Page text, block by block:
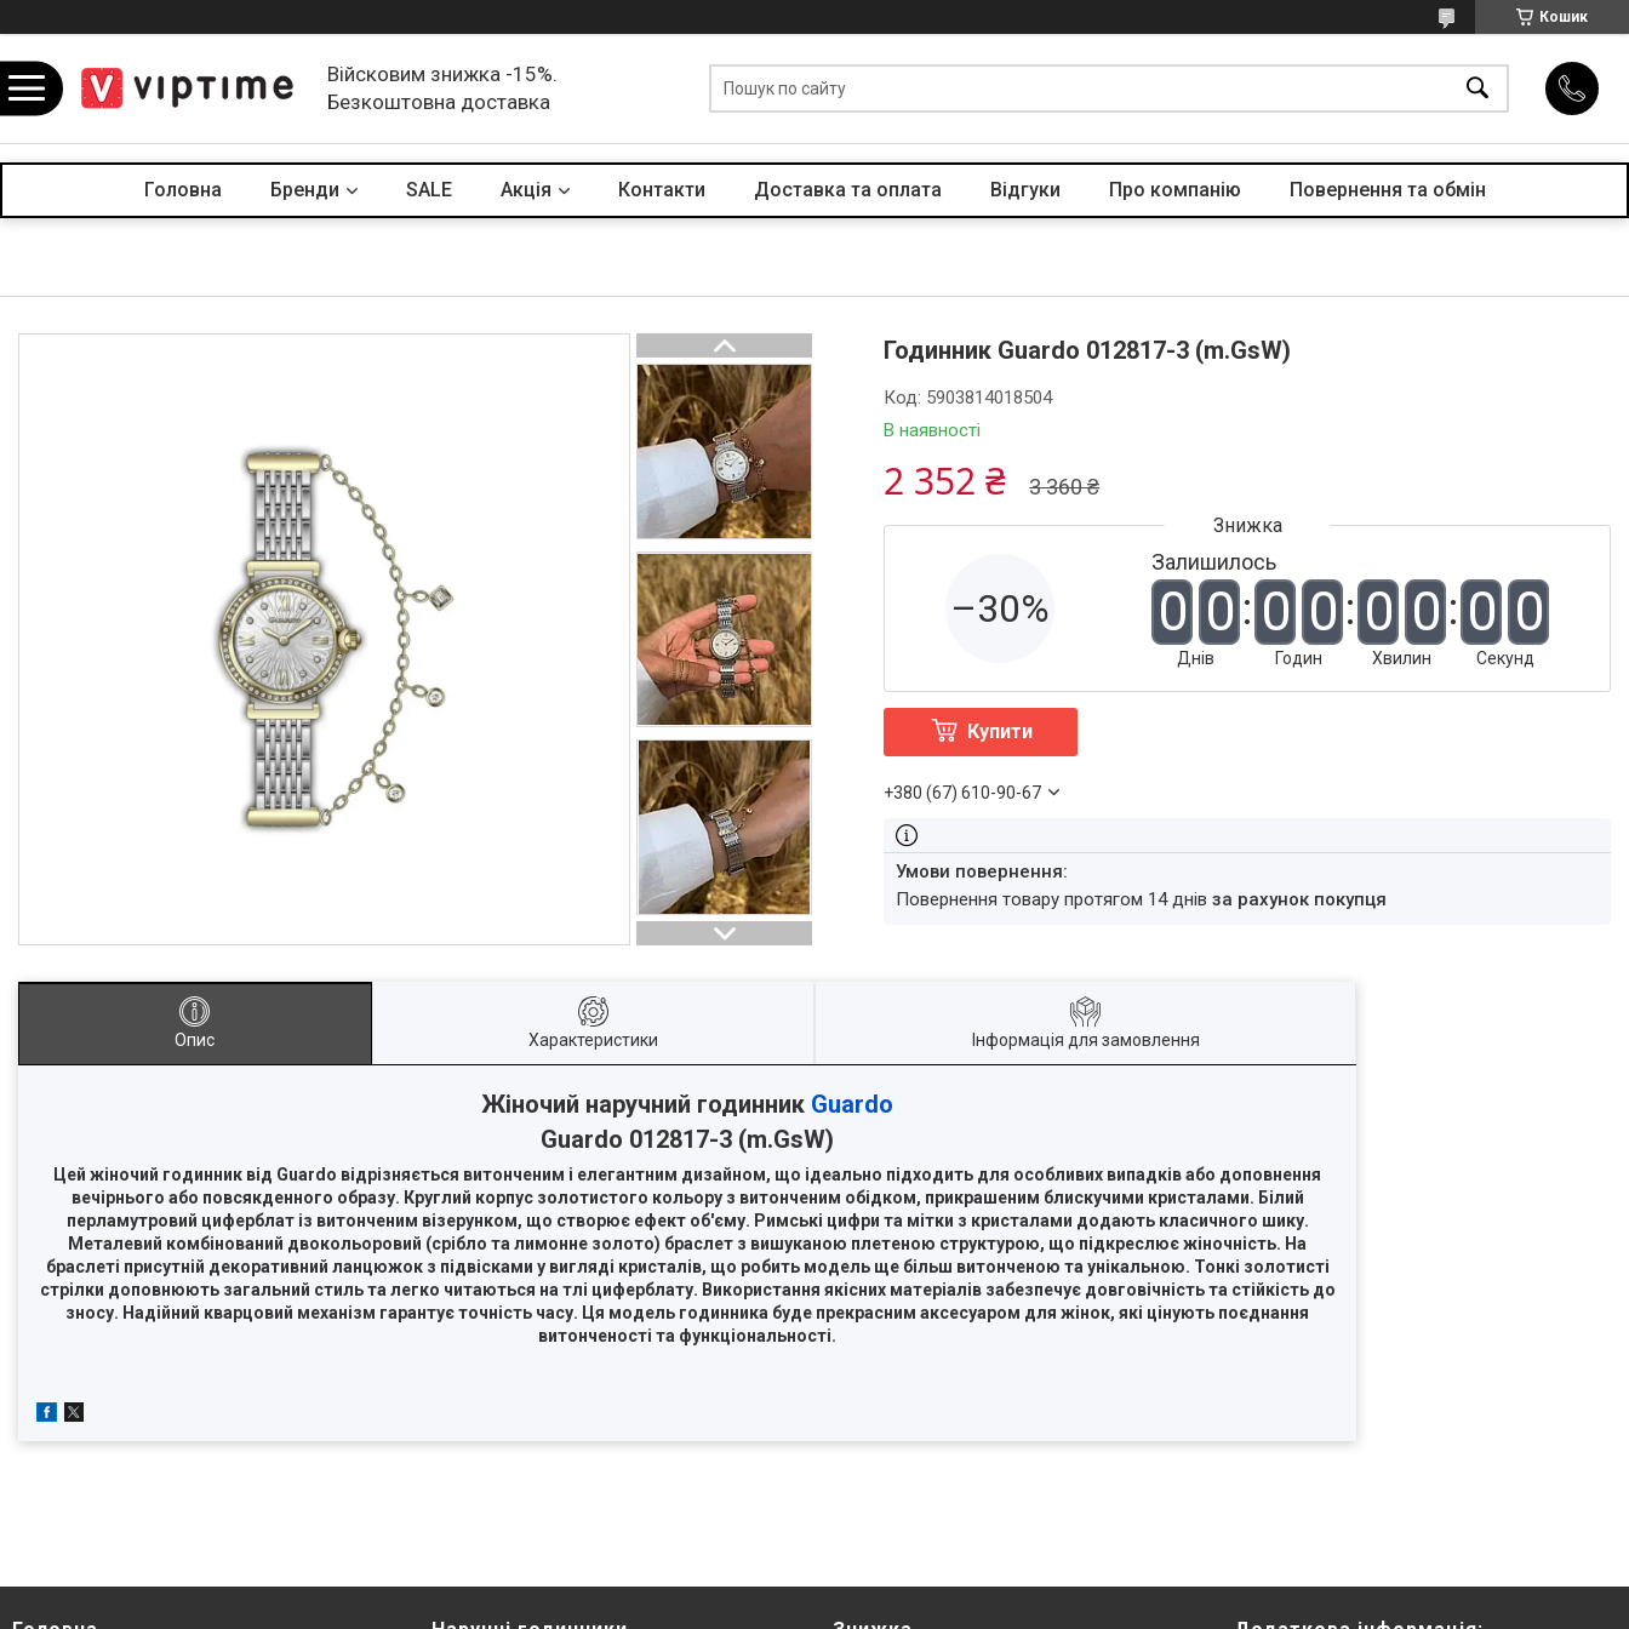
Кошик
Війсковим знижка -15%.
Безкоштовна доставка
Головна Бренди SALE Акцiя Контакти Доставка та оплата Вiдгуки Про компанiю Повернення та обмін
Годинник Guardo 012817-3 (m.GsW)
В наявності
Код: 5903814018504
3 360 ₴
2 352 ₴
–30%
Залишилось
0 0
Днів
0 0
Годин
0 0
Хвилин
0 0
Секунд
Купити
+380 (67) 610-90-67
повернення товару протягом 14 днівза рахунок покупця
Опис Характеристики Інформація для замовлення
Жіночий наручний годинник Guardo
Guardo 012817-3 (m.GsW)
Цей жіночий годинник від Guardo відрізняється витонченим і елегантним дизайном, що ідеально підходить для особливих випадків або доповнення
вечірнього або повсякденного образу. Круглий корпус золотистого кольору з витонченим обідком, прикрашеним блискучими кристалами. Білий
перламутровий циферблат із витонченим візерунком, що створює ефект об'єму. Римські цифри та мітки з кристалами додають класичного шику.
Металевий комбінований двокольоровий (срібло та лимонне золото) браслет з вишуканою плетеною структурою, що підкреслює жіночність. На
браслеті присутній декоративний ланцюжок з підвісками у вигляді кристалів, що робить модель ще більш витонченою та унікальною. Тонкі золотисті
стрілки доповнюють загальний стиль та легко читаються на тлі циферблату. Використання якісних матеріалів забезпечує довговічність та стійкість до
зносу. Надійний кварцовий механізм гарантує точність часу. Ця модель годинника буде прекрасним аксесуаром для жінок, які цінують поєднання
витонченості та функціональності.